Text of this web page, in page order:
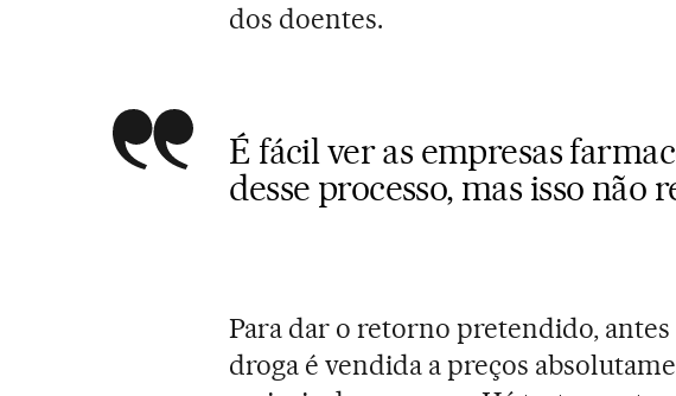
dos doentes.
É fácil ver as empresas
desse processo, mas isso não
Para dar o retorno pretendido,
droga é vendida a preços